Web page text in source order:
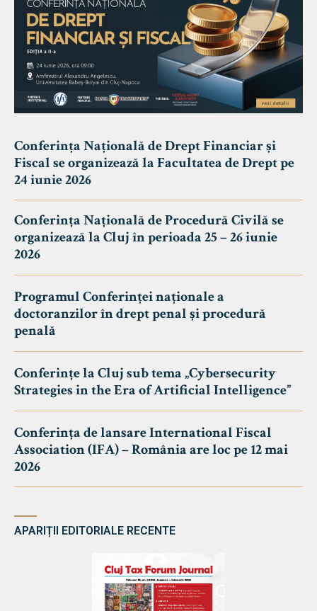
Conferința Națională de Drept Financiar și
Fiscal se organizează la Facultatea de Drept pe
24 iunie 2026
Conferința Națională de Procedură Civilă se
organizează la Cluj în perioada 25 – 26 iunie
2026
Programul Conferinței naționale a
doctoranzilor în drept penal și procedură
penală
Conferințe la Cluj sub tema „Cybersecurity
Strategies in the Era of Artificial Intelligence”
Conferința de lansare International Fiscal
Association (IFA) – România are loc pe 12 mai
2026
APARIȚII EDITORIALE RECENTE